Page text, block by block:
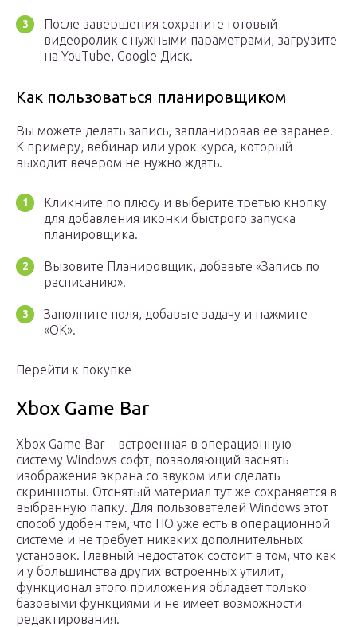
После завершения сохраните готовый
видеоролик с нужными параметрами, загрузите
на YouTube, Google Диск.
Как пользоваться планировщиком
Вы можете делать запись, запланировав ее заранее.
К примеру, вебинар или урок курса, который
выходит вечером не нужно ждать.
Кликните по плюсу и выберите третью кнопку
для добавления иконки быстрого запуска
планировщика.
Вызовите Планировщик, добавьте «Запись по
расписанию».
Заполните поля, добавьте задачу и нажмите
«ОК».
Перейти к покупке
Xbox Game Bar
Xbox Game Bar – встроенная в операционную
систему Windows софт, позволяющий заснять
изображения экрана со звуком или сделать
скриншоты. Отснятый материал тут же сохраняется в
выбранную папку. Для пользователей Windows этот
способ удобен тем, что ПО уже есть в операционной
системе и не требует никаких дополнительных
установок. Главный недостаток состоит в том, что как
и у большинства других встроенных утилит,
функционал этого приложения обладает только
базовыми функциями и не имеет возможности
редактирования.